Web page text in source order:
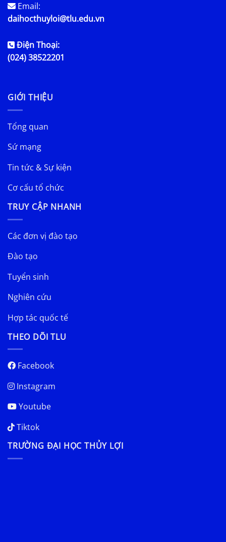
Email:
daihocthuyloi@tlu.edu.vn
Điện Thoại:
(024) 38522201
GIỚI THIỆU
Tổng quan
Sứ mạng
Tin tức & Sự kiện
Cơ cấu tổ chức
TRUY CẬP NHANH
Các đơn vị đào tạo
Đào tạo
Tuyển sinh
Nghiên cứu
Hợp tác quốc tế
THEO DÕI TLU
Facebook
Instagram
Youtube
Tiktok
TRƯỜNG ĐẠI HỌC THỦY LỢI